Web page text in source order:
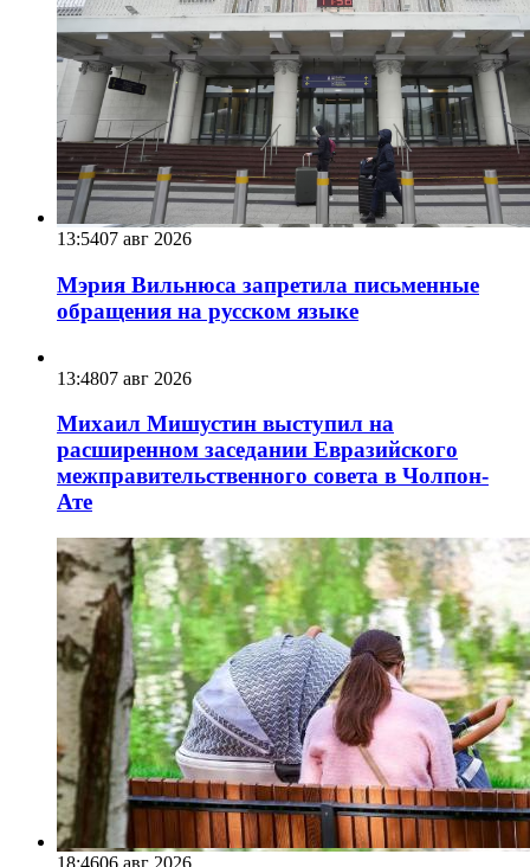
13:5407 авг 2026
Мэрия Вильнюса запретила письменные
обращения на русском языке
13:4807 авг 2026
Михаил Мишустин выступил на
расширенном заседании Евразийского
межправительственного совета в Чолпон-
Ате
18:4606 авг 2026